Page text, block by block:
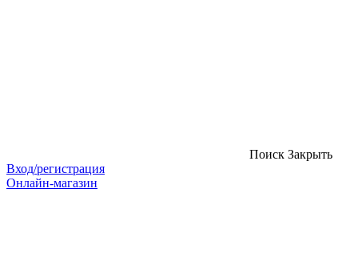
Поиск Закрыть
Вход/регистрация
Онлайн-магазин